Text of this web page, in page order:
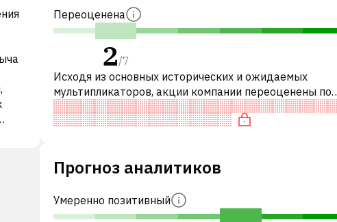
Переоценена
2/7
Исходя из основных исторических и ожидаемых
мультипликаторов, акции компании переоценены по
сравнению с аналогичными компаниями. В частности,
акция «дорогая» по P/E, нейт
Прогноз аналитиков
Умеренно позитивный